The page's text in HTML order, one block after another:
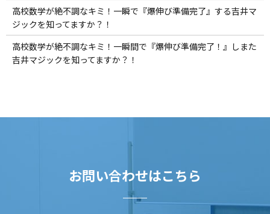
高校数学が絶不調なキミ！一瞬で『爆伸び準備完了』する吉井マ
ジックを知ってますか？！
高校数学が絶不調なキミ！一瞬間で『爆伸び準備完了！』しまた
吉井マジックを知ってますか？！
お問い合わせはこちら